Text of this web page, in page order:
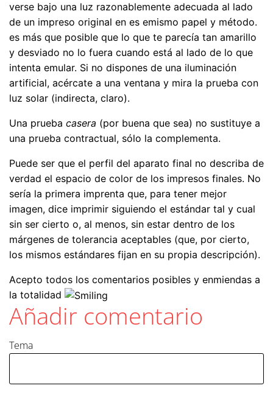
verse bajo una luz razonablemente adecuada al lado
de un impreso original en es emismo papel y método.
es más que posible que lo que te parecía tan amarillo
y desviado no lo fuera cuando está al lado de lo que
intenta emular. Si no dispones de una iluminación
artificial, acércate a una ventana y mira la prueba con
luz solar (indirecta, claro).
Una prueba casera (por buena que sea) no sustituye a
una prueba contractual, sólo la complementa.
Puede ser que el perfil del aparato final no describa de
verdad el espacio de color de los impresos finales. No
sería la primera imprenta que, para tener mejor
imagen, dice imprimir siguiendo el estándar tal y cual
sin ser cierto o, al menos, sin estar dentro de los
márgenes de tolerancia aceptables (que, por cierto,
los mismos estándares fijan en su propia descripción).
Acepto todos los comentarios posibles y enmiendas a
la totalidad
Añadir comentario
Tema